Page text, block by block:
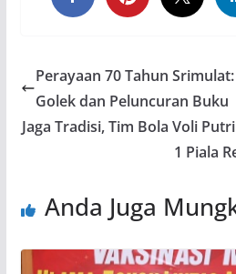
Perayaan 70 Tahun
Golek dan Peluncuran Buku
Jaga Tradisi, Tim Bola Voli
1 Piala
Anda Juga